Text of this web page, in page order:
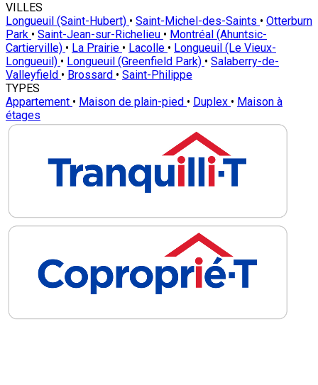
VILLES
Longueuil (Saint-Hubert) • Saint-Michel-des-Saints • Otterburn
Park • Saint-Jean-sur-Richelieu • Montréal (Ahuntsic-
Cartierville) • La Prairie • Lacolle • Longueuil (Le Vieux-
Longueuil) • Longueuil (Greenfield Park) • Salaberry-de-
Valleyfield • Brossard • Saint-Philippe
TYPES
Appartement • Maison de plain-pied • Duplex • Maison à
étages